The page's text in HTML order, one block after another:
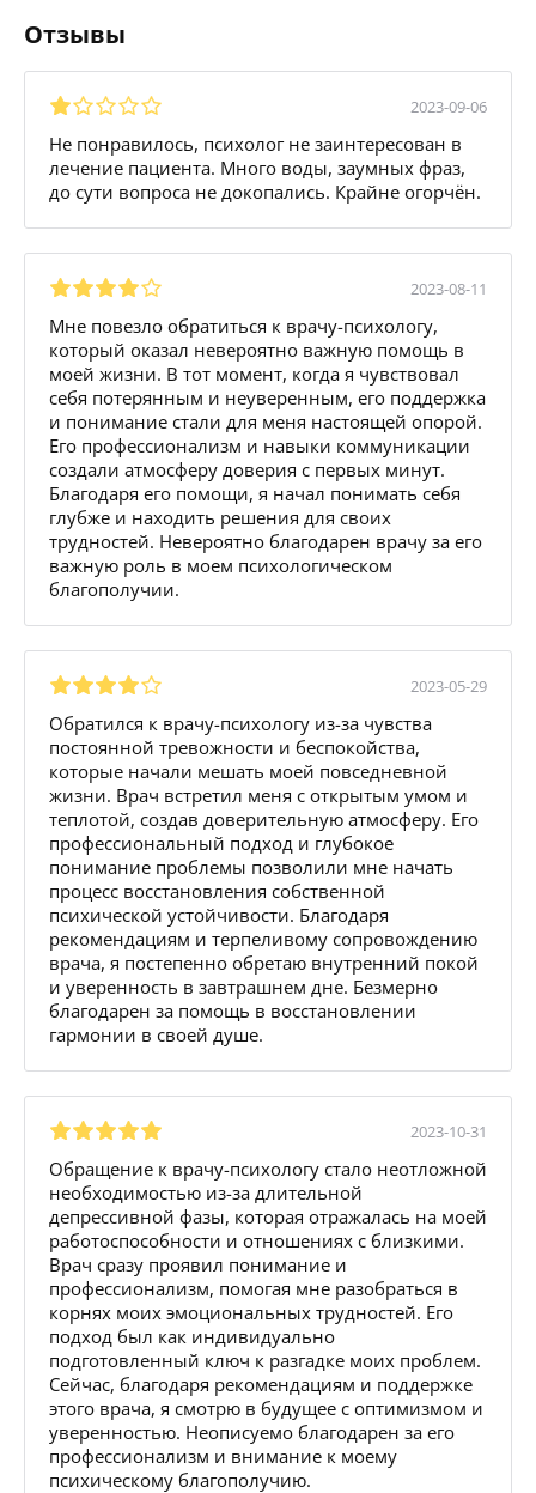
Отзывы
2023-09-06
Не понравилось, психолог не заинтересован в
лечение пациента. Много воды, заумных фраз,
до сути вопроса не докопались. Крайне огорчён.
2023-08-11
Мне повезло обратиться к врачу-психологу,
который оказал невероятно важную помощь в
моей жизни. В тот момент, когда я чувствовал
себя потерянным и неуверенным, его поддержка
и понимание стали для меня настоящей опорой.
Его профессионализм и навыки коммуникации
создали атмосферу доверия с первых минут.
Благодаря его помощи, я начал понимать себя
глубже и находить решения для своих
трудностей. Невероятно благодарен врачу за его
важную роль в моем психологическом
благополучии.
2023-05-29
Обратился к врачу-психологу из-за чувства
постоянной тревожности и беспокойства,
которые начали мешать моей повседневной
жизни. Врач встретил меня с открытым умом и
теплотой, создав доверительную атмосферу. Его
профессиональный подход и глубокое
понимание проблемы позволили мне начать
процесс восстановления собственной
психической устойчивости. Благодаря
рекомендациям и терпеливому сопровождению
врача, я постепенно обретаю внутренний покой
и уверенность в завтрашнем дне. Безмерно
благодарен за помощь в восстановлении
гармонии в своей душе.
2023-10-31
Обращение к врачу-психологу стало неотложной
необходимостью из-за длительной
депрессивной фазы, которая отражалась на моей
работоспособности и отношениях с близкими.
Врач сразу проявил понимание и
профессионализм, помогая мне разобраться в
корнях моих эмоциональных трудностей. Его
подход был как индивидуально
подготовленный ключ к разгадке моих проблем.
Сейчас, благодаря рекомендациям и поддержке
этого врача, я смотрю в будущее с оптимизмом и
уверенностью. Неописуемо благодарен за его
профессионализм и внимание к моему
психическому благополучию.